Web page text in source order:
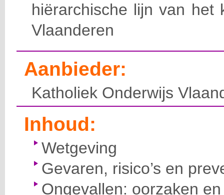
hiërarchische lijn van het
Vlaanderen
Aanbieder:
Katholiek Onderwijs
Inhoud:
Wetgeving
Gevaren, risico’s en
Ongevallen: oorzaken